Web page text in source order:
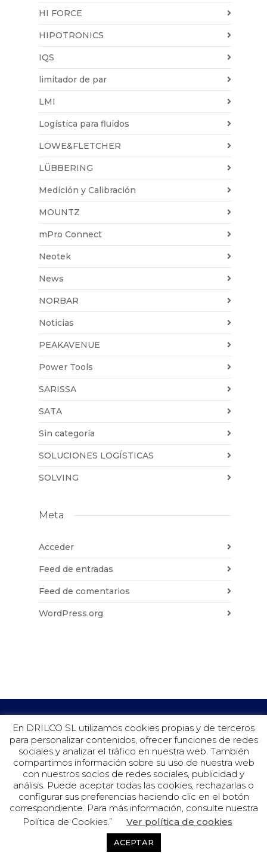
HI FORCE
HIPOTRONICS
IQS
limitador de par
LMI
Logística para fluidos
LOWE&FLETCHER
LÜBBERING
Medición y Calibración
MOUNTZ
mPro Connect
Neotek
News
NORBAR
Noticias
PEAKAVENUE
Power Tools
SARISSA
SATA
Sin categoría
SOLUCIONES LOGÍSTICAS
SOLVING
Meta
Acceder
Feed de entradas
Feed de comentarios
WordPress.org
©Drilco 2019.
Política de Privacidad
Política de Cookies
En DRILCO SL utilizamos cookies propias y de terceros
para personalizar contenidos, ofrecer funciones de redes
sociales y analizar el tráfico en nuestra web. También
compartimos información sobre su uso de nuestra web
con nuestros socios de redes sociales, publicidad y
análisis. Puede aceptar todas las cookies, rechazarlas o
configurar sus preferencias haciendo clic en el botón
correspondiente. Para más información, consulte nuestra
Política de Cookies.”
Ver política de cookies
ACEPTAR